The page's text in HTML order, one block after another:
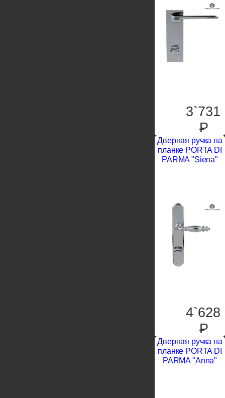
3`731
P
Дверная ручка на
планке PORTA DI
PARMA "Siena"
4`628
P
Дверная ручка на
планке PORTA DI
PARMA "Anna"